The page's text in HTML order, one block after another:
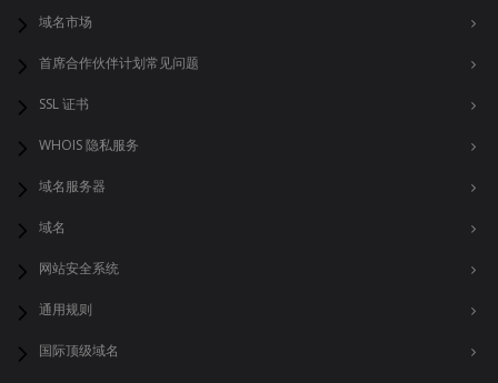
域名市场
首席合作伙伴计划常见问题
SSL 证书
WHOIS 隐私服务
域名服务器
域名
网站安全系统
通用规则
国际顶级域名